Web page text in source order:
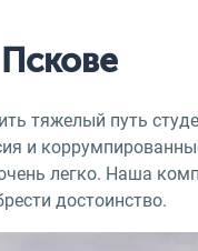
тяжелый путь
и
легко. Наша
достоинство.